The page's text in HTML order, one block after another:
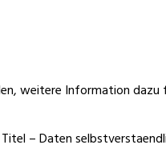
, weitere Information dazu
– Daten